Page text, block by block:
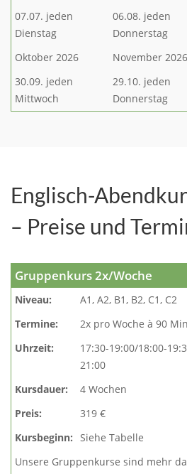
07.07. jeden
Dienstag
06.08. jeden
Donnerstag
Oktober 2026
November 2026
30.09. jeden
Mittwoch
29.10. jeden
Donnerstag
Englisch-
– Preise und
Gruppenkurs 2x/Woche
Niveau:
A1, A2, B1, B2, C1, C2
Termine:
2x pro Woche à 90
Uhrzeit:
17:30-19:00/18:00-
21:00
Kursdauer:
4 Wochen
Preis:
319 €
Kursbeginn: Siehe Tabelle
Unsere Gruppenkurse sind mehr